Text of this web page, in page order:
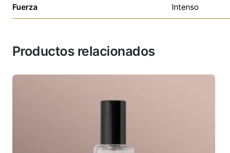
Fuerza Intenso
Productos relacionados